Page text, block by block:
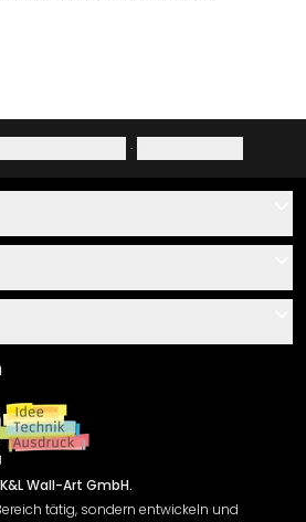
·
Wall-Art GmbH.
tätig, sondern entwickeln und